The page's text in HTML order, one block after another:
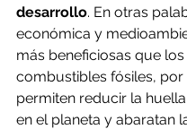
desarrollo. En otras
económica y
más beneficiosas que los
combustibles fósiles, por
permiten reducir la
en el planeta y abaratan